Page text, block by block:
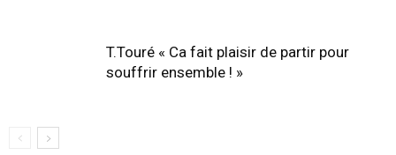
T.Touré « Ca fait plaisir de partir pour
souffrir ensemble ! »